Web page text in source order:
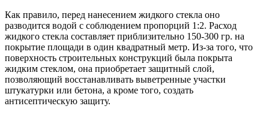
Как правило, перед нанесением жидкого стекла оно
разводится водой с соблюдением пропорций 1:2. Расход
жидкого стекла составляет приблизительно 150-300 гр. на
покрытие площади в один квадратный метр. Из-за того, что
поверхность строительных конструкций была покрыта
жидким стеклом, она приобретает защитный слой,
позволяющий восстанавливать выветренные участки
штукатурки или бетона, а кроме того, создать
антисептическую защиту.